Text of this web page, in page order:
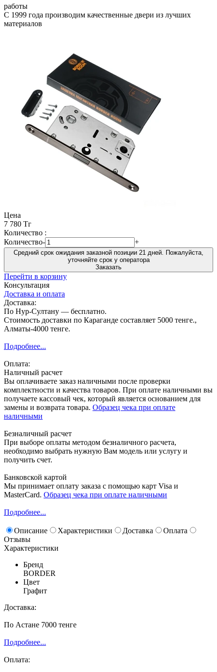
работы
С 1999 года производим качественные двери из лучших
материалов
Цена
7 780 Тг
Количество :
Количество- +
Средний срок ожидания заказной позиции 21 дней. Пожалуйста,
уточняйте срок у оператора
Заказать
Перейти в корзину
Консультация
Доставка и оплата
Доставка:
По Нур-Султану — бесплатно.
Стоимость доставки по Караганде составляет 5000 тенге.,
Алматы-4000 тенге.
Подробнее...
Оплата:
Наличный расчет
Вы оплачиваете заказ наличными после проверки
комплектности и качества товаров. При оплате наличными вы
получаете кассовый чек, который является основанием для
замены и возврата товара. Образец чека при оплате
наличными
Безналичный расчет
При выборе оплаты методом безналичного расчета,
необходимо выбрать нужную Вам модель или услугу и
получить счет.
Банковской картой
Мы принимает оплату заказа с помощью карт Visa и
MasterCard. Образец чека при оплате наличными
Подробнее...
Описание Характеристики Доставка
Оплата
Отзывы
Характеристики
Бренд
BORDER
Цвет
Графит
Доставка:
По Астане 7000 тенге
Подробнее...
Оплата: